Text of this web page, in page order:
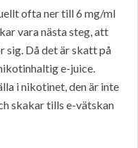
ofta ner till 6 mg/ml
vara nästa steg, att
sig. Då det är skatt på
e-juice.
i nikotinet, den är inte
skakar tills e-vätskan